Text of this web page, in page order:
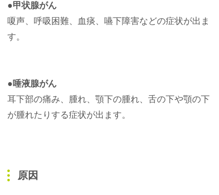
●甲状腺がん
嗄声、呼吸困難、血痰、嚥下障害などの症状が出ま
す。
●唾液腺がん
耳下部の痛み、腫れ、顎下の腫れ、舌の下や顎の下
が腫れたりする症状が出ます。
原因